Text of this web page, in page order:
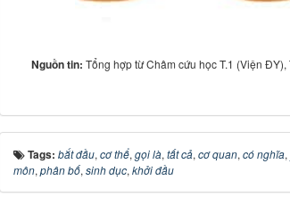
Nguồn tin:Tổng hợp từ Châm cứu học T.1 (Viện
Tags: bắt đầu, cơ thể, gọi là, tất cả, cơ quan, có nghĩa,
môn, phân bố, sinh dục, khởi đầu